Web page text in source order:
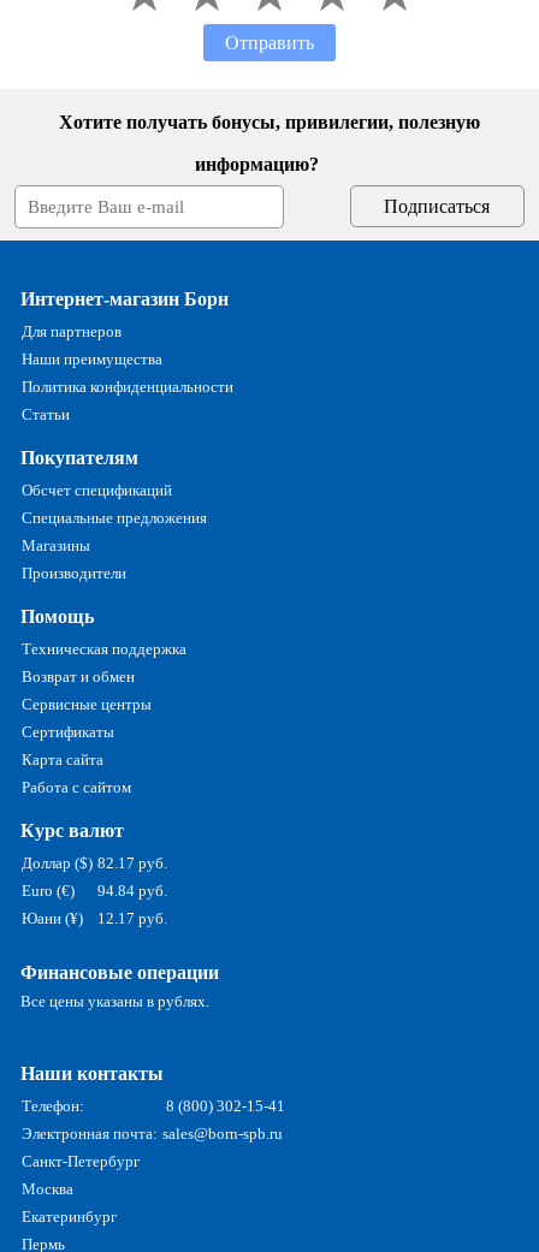
Отправить
Хотите получать бонусы, привилегии, полезную
информацию?
Интернет-магазин Борн
Для партнеров
Наши преимущества
Политика конфиденциальности
Статьи
Покупателям
Обсчет спецификаций
Специальные предложения
Магазины
Производители
Помощь
Техническая поддержка
Возврат и обмен
Сервисные центры
Сертификаты
Карта сайта
Работа с сайтом
Курс валют
Доллар ($) 82.17 руб.
Euro (€)
94.84 руб.
Юани (¥)
12.17 руб.
Финансовые операции
Все цены указаны в рублях.
Наши контакты
Телефон:
8 (800) 302-15-41
Электронная почта: sales@born-spb.ru
Санкт-Петербург
Москва
Екатеринбург
Пермь